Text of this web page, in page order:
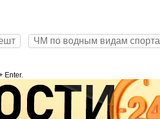
ЧМ по водным видам спорта
Enter.